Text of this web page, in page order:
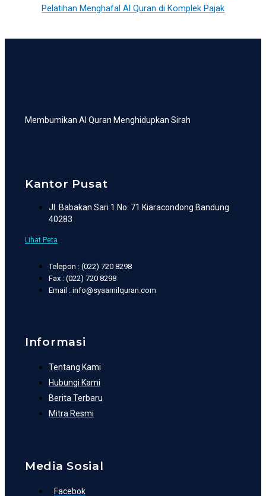
Pelatihan Menghafal Al Quran di Komplek Pajak
Membumikan Al Quran Menghidupkan Sirah
Kantor Pusat
Jl. Babakan Sari 1 No. 71 Kiaracondong Bandung
40283
Lihat Peta
Telepon : (022) 720 8298
Fax : (022) 720 8298
Email : info@syaamilquran.com
Informasi
Tentang Kami
Hubungi Kami
Berita Terbaru
Mitra Resmi
Media Sosial
Facebok